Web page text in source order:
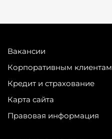
Вакансии
Корпоративным клиентам
Кредит и страхование
Карта сайта
Правовая информация